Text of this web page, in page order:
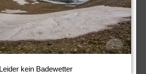
Leider kein Badewetter